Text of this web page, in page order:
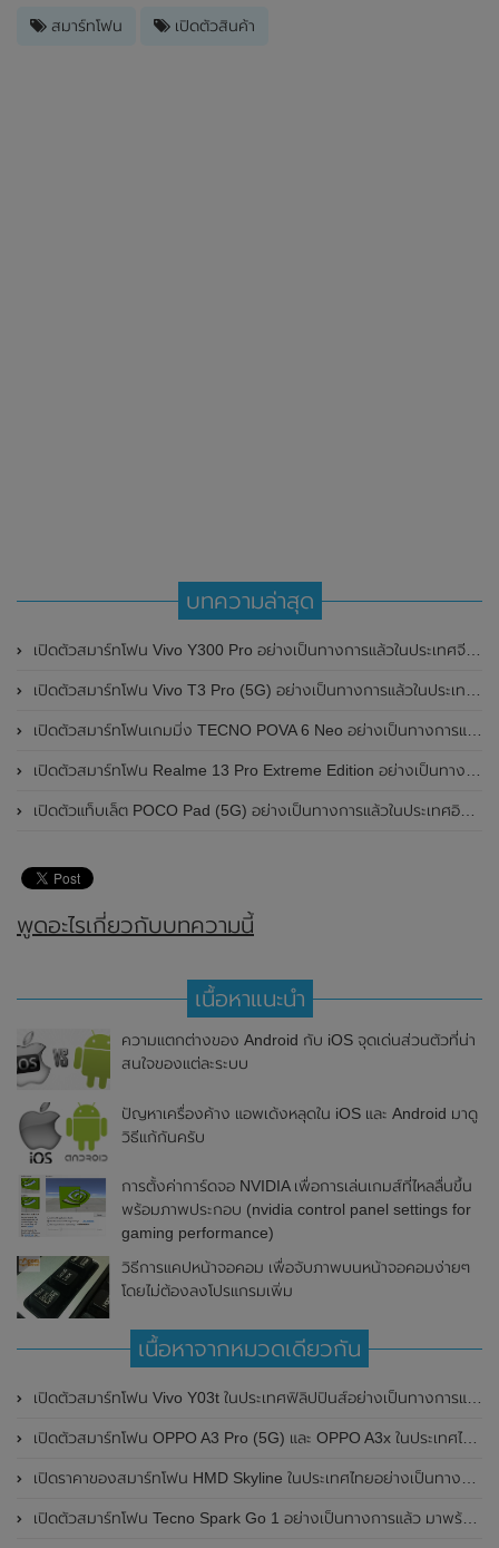
สมาร์ทโฟน เปิดตัวสินค้า
บทความล่าสุด
เปิดตัวสมาร์ทโฟน Vivo Y300 Pro อย่างเป็นทางการแล้วในประเทศจีน มาพร้อมดีไซน์พรีเมี่ยม ทนทาน และแบตเตอรี่สุดอึดขนาดใหญ่ 6,500mAh พร้อมรองรับการชาร์จไว 80W
เปิดตัวสมาร์ทโฟน Vivo T3 Pro (5G) อย่างเป็นทางการแล้วในประเทศอินเดีย
เปิดตัวสมาร์ทโฟนเกมมิ่ง TECNO POVA 6 Neo อย่างเป็นทางการแล้วในประเทศไทย ในราคา 8,499 บาท
เปิดตัวสมาร์ทโฟน Realme 13 Pro Extreme Edition อย่างเป็นทางการแล้วในประเทศจีน
เปิดตัวแท็บเล็ต POCO Pad (5G) อย่างเป็นทางการแล้วในประเทศอินเดีย มาพร้อมชิปเซ็ต Snapdragon 7s Gen 2 ของ Qualcomm และรองรับเครือข่าย 5G
พูดอะไรเกี่ยวกับบทความนี้
เนื้อหาแนะนำ
ความแตกต่างของ Android กับ iOS จุดเด่นส่วนตัวที่น่า
สนใจของแต่ละระบบ
ปัญหาเครื่องค้าง แอพเด้งหลุดใน iOS และ Android มาดู
วิธีแก้กันครับ
การตั้งค่าการ์ดจอ NVIDIA เพื่อการเล่นเกมส์ที่ไหลลื่นขึ้น
พร้อมภาพประกอบ (nvidia control panel settings for
gaming performance)
วิธีการแคปหน้าจอคอม เพื่อจับภาพบนหน้าจอคอมง่ายๆ
โดยไม่ต้องลงโปรแกรมเพิ่ม
เนื้อหาจากหมวดเดียวกัน
เปิดตัวสมาร์ทโฟน Vivo Y03t ในประเทศฟิลิปปินส์อย่างเป็นทางการแล้ว มาพร้อมชิปเซ็ต Unisoc T612 , กล้องหลัง ความละเอียด 13MP , แบตเตอรี่ 5,000mAh และหน้าจอแสดงผล LCD / 90Hz
เปิดตัวสมาร์ทโฟน OPPO A3 Pro (5G) และ OPPO A3x ในประเทศไทยอย่างเป็นทางการแล้ว ในราคาเริ่มต้นเพียง 3,999 บาท
เปิดราคาของสมาร์ทโฟน HMD Skyline ในประเทศไทยอย่างเป็นทางการแล้ว ราคา 14,990 บาท
เปิดตัวสมาร์ทโฟน Tecno Spark Go 1 อย่างเป็นทางการแล้ว มาพร้อมหน้าจอแสดงผล LCD / 120Hz , แบตเตอรี่ 5,000mAh และใช้ชิปเซ็ต Unisoc